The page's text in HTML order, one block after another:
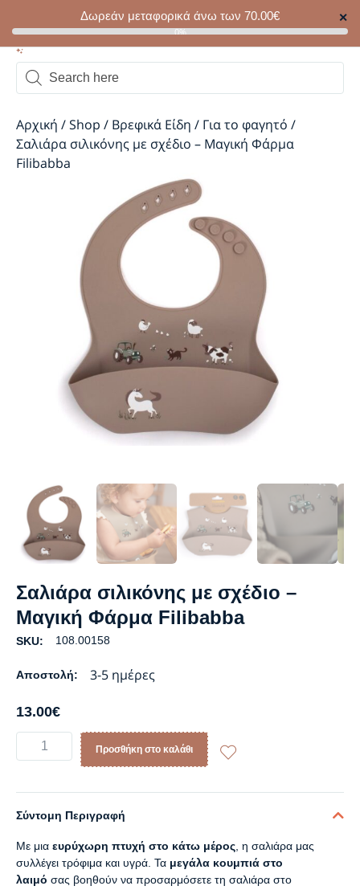
Δωρεάν μεταφορικά άνω των 70.00€ ✕
0%
Αρχική /Shop / Βρεφικά Είδη / Για το φαγητό /
Σαλιάρα σιλικόνης με σχέδιο – Μαγική Φάρμα
Filibabba
Σαλιάρα σιλικόνης με σχέδιο –
Μαγική Φάρμα Filibabba
SKU: 108.00158
Αποστολή: 3-5 ημέρες
13.00€
Προσθήκη στο καλάθι
Σύντομη Περιγραφή
Με μια ευρύχωρη πτυχή στο κάτω μέρος, η σαλιάρα μας
συλλέγει τρόφιμα και υγρά. Τα μεγάλα κουμπιά στο
λαιμό σας βοηθούν να προσαρμόσετε τη σαλιάρα στο